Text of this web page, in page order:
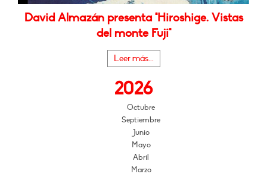
David Almazán presenta "Hiroshige. Vistas
del monte Fuji"
Leer más...
2026
Octubre
Septiembre
Junio
Mayo
Abril
Marzo